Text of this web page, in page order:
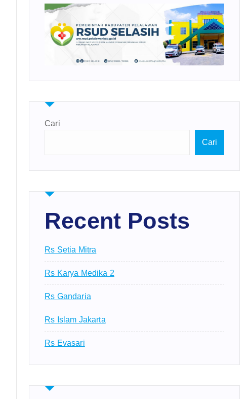
Cari
Cari
Recent Posts
Rs Setia Mitra
Rs Karya Medika 2
Rs Gandaria
Rs Islam Jakarta
Rs Evasari